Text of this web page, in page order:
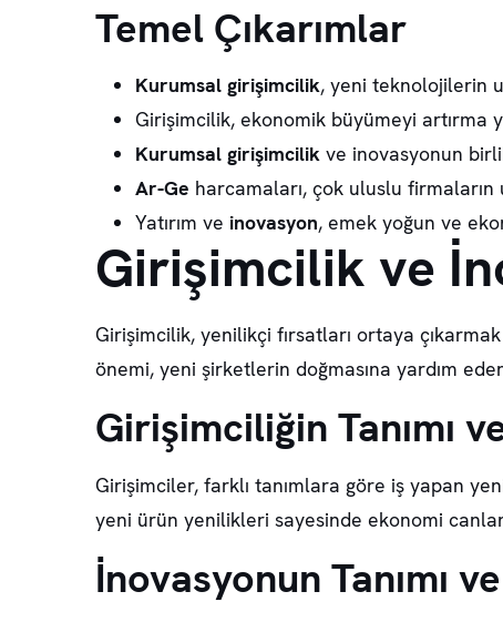
Temel Çıkarımlar
Kurumsal girişimcilik, yeni teknolojilerin
Girişimcilik, ekonomik büyümeyi
Kurumsal girişimcilik ve inovasyonun
Ar-Ge harcamaları, çok uluslu
Yatırım ve inovasyon, emek yoğun ve
Girişimcilik ve
Girişimcilik, yenilikçi fırsatları ortaya
önemi, yeni şirketlerin doğmasına yardım
Girişimciliğin Tanımı
Girişimciler, farklı tanımlara göre iş yapan
yeni ürün yenilikleri sayesinde ekonomi
İnovasyonun Tanımı